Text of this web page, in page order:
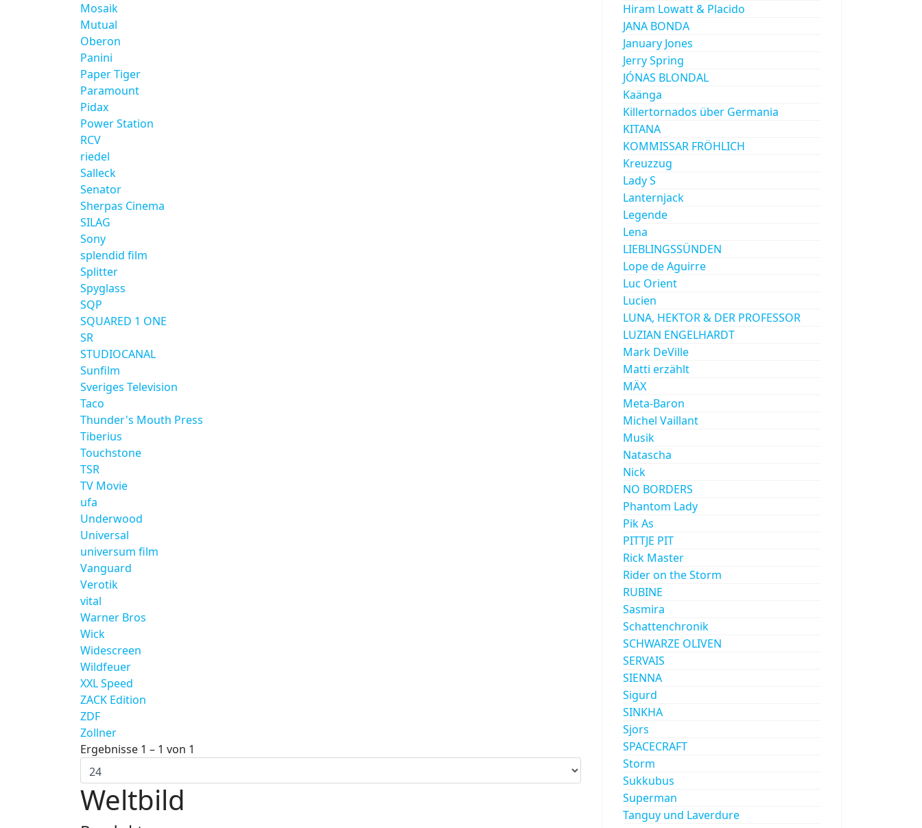
Mosaik
Mutual
Oberon
Panini
Paper Tiger
Paramount
Pidax
Power Station
RCV
riedel
Salleck
Senator
Sherpas Cinema
SILAG
Sony
splendid film
Splitter
Spyglass
SQP
SQUARED 1 ONE
SR
STUDIOCANAL
Sunfilm
Sveriges Television
Taco
Thunder's Mouth Press
Tiberius
Touchstone
TSR
TV Movie
ufa
Underwood
Universal
universum film
Vanguard
Verotik
vital
Warner Bros
Wick
Widescreen
Wildfeuer
XXL Speed
ZACK Edition
ZDF
Zollner
Ergebnisse 1 – 1 von 1
Weltbild
Hiram Lowatt & Placido
JANA BONDA
January Jones
Jerry Spring
JÓNAS BLONDAL
Kaänga
Killertornados über Germania
KITANA
KOMMISSAR FRÖHLICH
Kreuzzug
Lady S
Lanternjack
Legende
Lena
LIEBLINGSSÜNDEN
Lope de Aguirre
Luc Orient
Lucien
LUNA, HEKTOR & DER PROFESSOR
LUZIAN ENGELHARDT
Mark DeVille
Matti erzählt
MÄX
Meta-Baron
Michel Vaillant
Musik
Natascha
Nick
NO BORDERS
Phantom Lady
Pik As
PITTJE PIT
Rick Master
Rider on the Storm
RUBINE
Sasmira
Schattenchronik
SCHWARZE OLIVEN
SERVAIS
SIENNA
Sigurd
SINKHA
Sjors
SPACECRAFT
Storm
Sukkubus
Superman
Tanguy und Laverdure